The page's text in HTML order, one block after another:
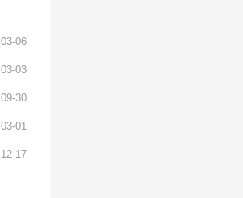
03-06
03-03
09-30
03-01
12-17